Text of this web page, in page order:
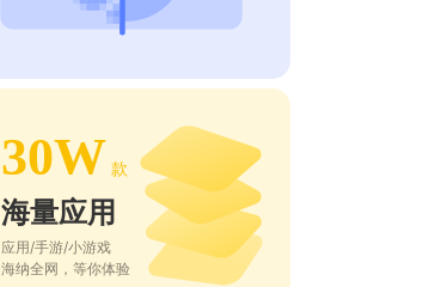
30W 款
海量应用
应用/手游/小游戏
海纳全网，等你体验